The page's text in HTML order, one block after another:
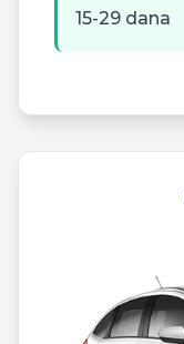
15-29 dana